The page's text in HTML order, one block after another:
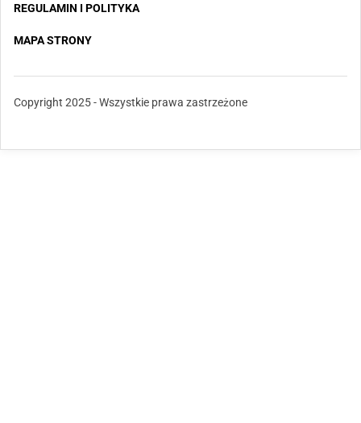
REGULAMIN I POLITYKA
MAPA STRONY
Copyright 2025 - Wszystkie prawa zastrzeżone